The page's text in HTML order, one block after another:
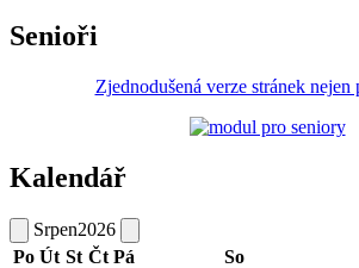
Senioři
Zjednodušená verze stránek nejen
Kalendář
Srpen2026
Po Út St Čt Pá So